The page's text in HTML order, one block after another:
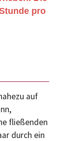
pro
auf
fließenden
durch ein